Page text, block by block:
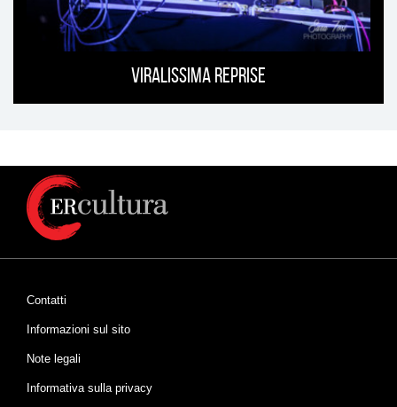
Viralissima Reprise
Contatti
Informazioni sul sito
Note legali
Informativa sulla privacy